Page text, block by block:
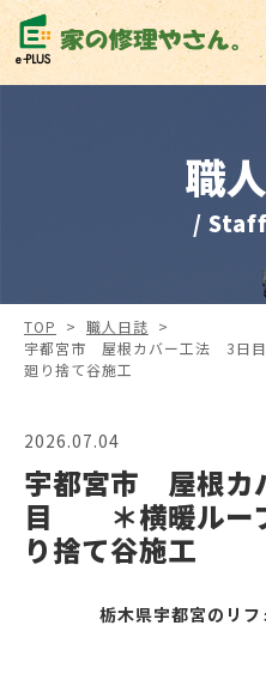
職
/
TOP > 職人日誌 >
宇都宮市 屋根カバー工法 3日
廻り捨て谷施工
2026.07.04
宇都宮市 屋根
目 ＊横暖ルー
り捨て谷施工
栃木県宇都宮のリフ